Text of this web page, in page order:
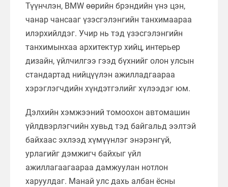
Түүнчлэн, BMW өөрийн брэндийн үнэ цэн,
чанар чансааг үзэсгэлэнгийн танхимаараа
илэрхийлдэг. Учир нь тэд үзэсгэлэнгийн
танхимынхаа архитектур хийц, интерьер
дизайн, үйлчилгээ гээд бүхнийг олон улсын
стандартад нийцүүлэн ажилладгаараа
хэрэглэгчдийн хүндэтгэлийг хүлээдэг юм.
Дэлхийн хэмжээний томоохон автомашин
үйлдвэрлэгчийн хувьд тэд байгальд ээлтэй
байхаас эхлээд хүмүүнлэг энэрэнгүй,
урлагийг дэмжигч байхыг үйл
ажиллагаагаараа дамжуулан нотлон
харуулдаг. Манай улс дахь албан ёсны